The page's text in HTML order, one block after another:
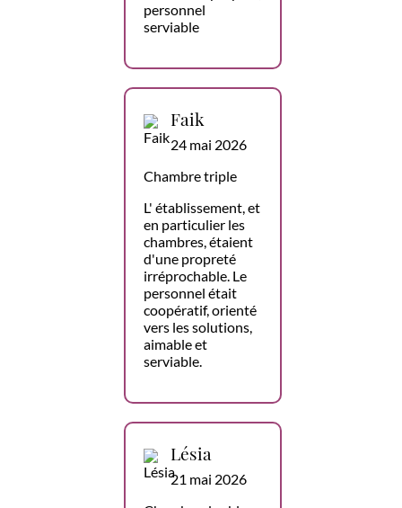
personnel
serviable
Faik
24 mai 2026
Chambre triple
L' établissement, et
en particulier les
chambres, étaient
d'une propreté
irréprochable. Le
personnel était
coopératif, orienté
vers les solutions,
aimable et
serviable.
Lésia
21 mai 2026